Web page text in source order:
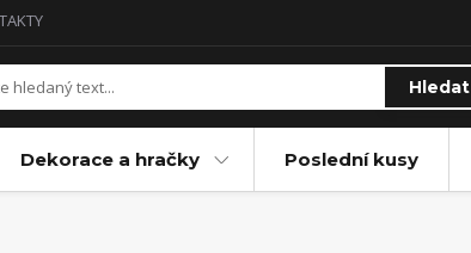
Hledat
Dekorace a hračky Poslední kusy